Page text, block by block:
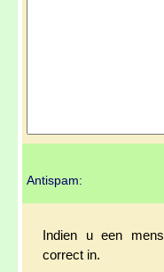
Antispam:
Indien u een
correct in.